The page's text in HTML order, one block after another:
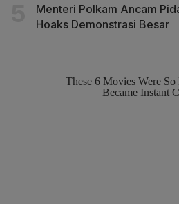
Menteri Polkam Ancam
Hoaks Demonstrasi Besar